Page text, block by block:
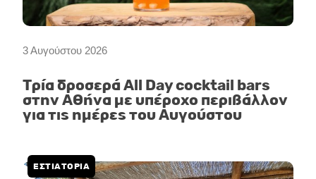
3 Αυγούστου 2026
Τρία δροσερά All Day cocktail bars
στην Αθήνα με υπέροχο περιβάλλον
για τις ημέρες του Αυγούστου
ΕΣΤΙΑΤΟΡΙΑ